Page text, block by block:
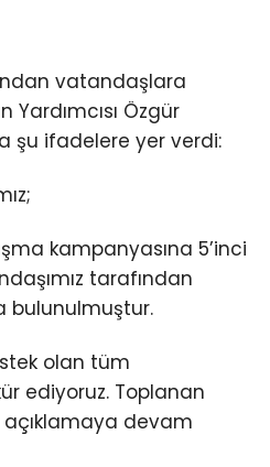
vatandaşlara
Yardımcısı Özgür
şu ifadelere yer verdi:
kampanyasına 5’inci
tarafından
bulunulmuştur.
olan tüm
ediyoruz. Toplanan
açıklamaya devam